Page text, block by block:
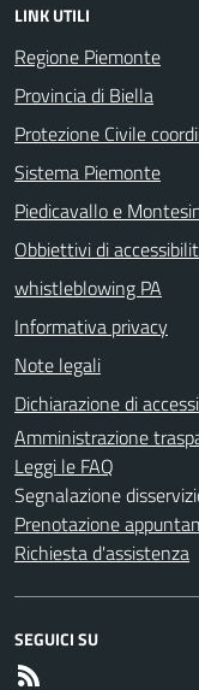
LINK UTILI
Regione Piemonte
Provincia di Biella
Protezione Civile
Sistema Piemonte
Piedicavallo e
Obbiettivi di
whistleblowing PA
Informativa privacy
Note legali
Dichiarazione di
Amministrazione
Leggi le FAQ
Segnalazione
Prenotazione
Richiesta d'assistenza
SEGUICI SU